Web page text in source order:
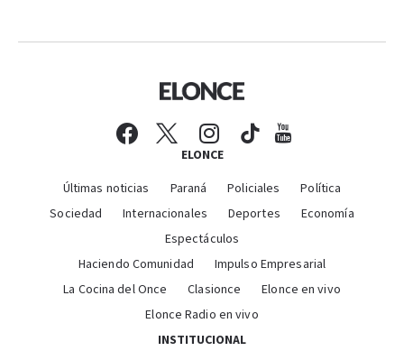
ELONCE
Últimas noticias Paraná Policiales
Política
Sociedad
Internacionales Deportes
Economía
Espectáculos
Haciendo Comunidad
Impulso Empresarial
La Cocina del Once
Clasionce
Elonce en vivo
Elonce Radio en vivo
INSTITUCIONAL